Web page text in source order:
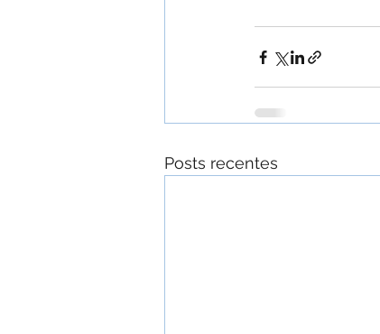
Posts recentes